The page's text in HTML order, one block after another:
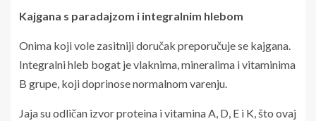
Kajgana s paradajzom i integralnim hlebom
Onima koji vole zasitniji doručak preporučuje se kajgana.
Integralni hleb bogat je vlaknima, mineralima i vitaminima
B grupe, koji doprinose normalnom varenju.
Jaja su odličan izvor proteina i vitamina A, D, E i K, što ovaj